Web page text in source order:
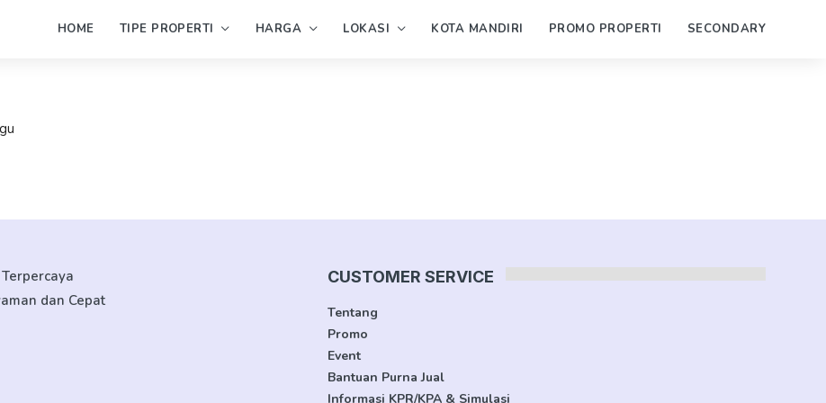
HOME TIPE PROPERTI HARGA LOKASI KOTA MANDIRI PROMO PROPERTI SECONDARY
dan Cepat
CUSTOMER SERVICE
Tentang
Promo
Event
Bantuan Purna Jual
Informasi KPR/KPA & Simulasi